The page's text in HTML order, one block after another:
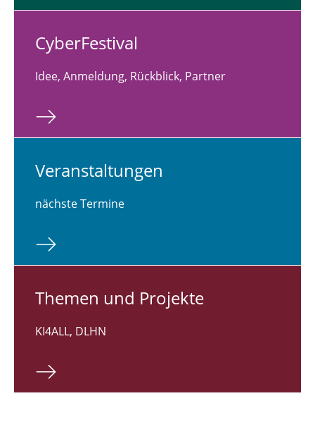
Cy­ber­Fes­ti­val
Idee, Anmeldung, Rückblick, Partner
Ver­an­stal­tun­gen
nächste Termine
Themen und Pro­jek­te
KI4ALL, DLHN